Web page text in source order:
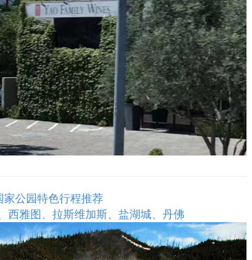
家公园特色行程推荐
西雅图、拉斯维加斯、盐湖城、丹佛